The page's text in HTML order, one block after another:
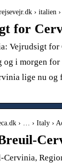
› italien
for
Vejrudsigt for
og i morgen
lige nu og
› … › Italy ›